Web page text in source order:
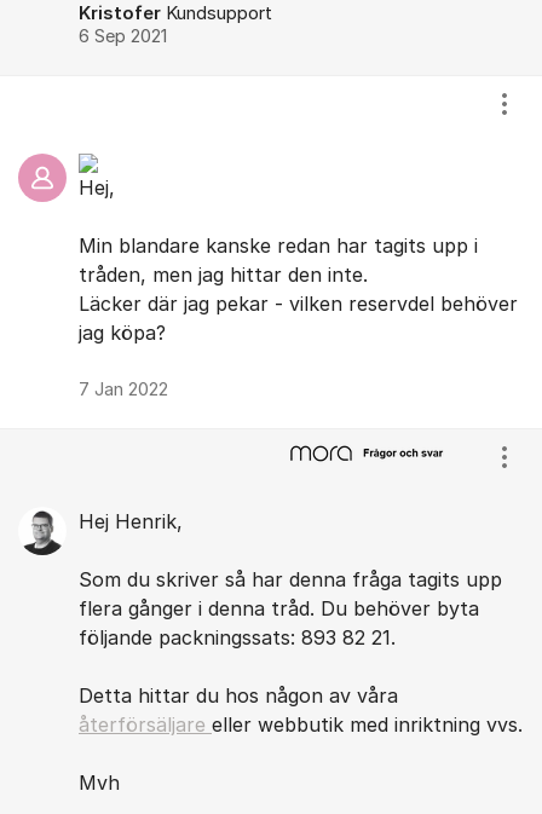
Kristofer Kundsupport
6 Sep 2021
Hej,
Min blandare kanske redan har tagits upp i
tråden, men jag hittar den inte.
Läcker där jag pekar - vilken reservdel behöver
jag köpa?
7 Jan 2022
Hej Henrik,
Som du skriver så har denna fråga tagits upp
flera gånger i denna tråd. Du behöver byta
följande packningssats: 893 82 21.
Detta hittar du hos någon av våra
återförsäljare eller webbutik med inriktning vvs.
Mvh